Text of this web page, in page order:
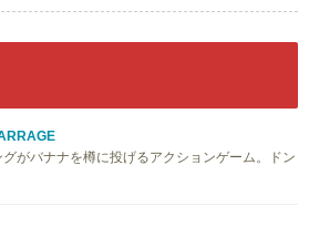
グがバナナを樽に投げるアクションゲーム。ドン